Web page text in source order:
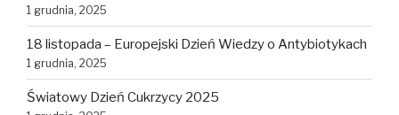
1 grudnia, 2025
18 listopada – Europejski Dzień Wiedzy o Antybiotykach
1 grudnia, 2025
Światowy Dzień Cukrzycy 2025